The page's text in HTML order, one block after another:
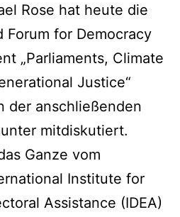
Rose hat heute die
Forum for Democracy
„Parliaments, Climate
Justice“
der anschließenden
mitdiskutiert.
Ganze vom
Institute for
Assistance (IDEA)